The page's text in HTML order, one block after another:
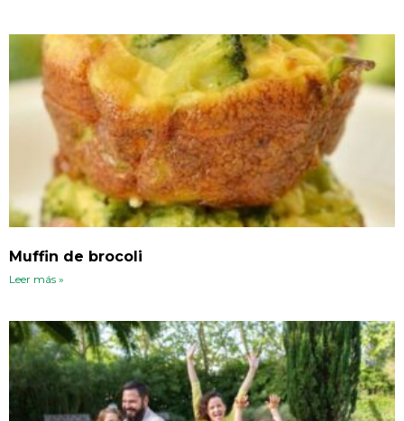
Muffin de brocoli
Leer más »